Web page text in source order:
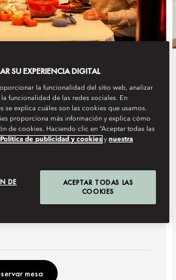
Mandarin Oriental, Santiago
en ...
11 -22:00
mesa
SU EXPERIENCIA DIGITAL
la funcionalidad del sitio web, analizar
funcionalidad de las redes sociales. En
se explica cuáles son las cookies que usamos.
proporciona más información y explica cómo
de cookies. Haciendo clic en “Aceptar todas las
Política de publicidad y cookies ynuestra
DE
ACEPTAR TODAS LAS
COOKIES